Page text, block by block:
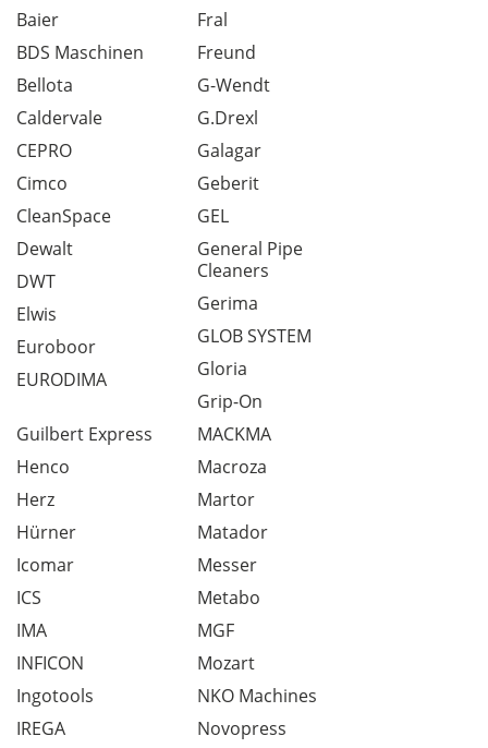
Baier
BDS Maschinen
Bellota
Caldervale
CEPRO
Cimco
CleanSpace
Dewalt
DWT
Elwis
Euroboor
EURODIMA
Fral
Freund
G-Wendt
G.Drexl
Galagar
Geberit
GEL
General Pipe
Cleaners
Gerima
GLOB SYSTEM
Gloria
Grip-On
Guilbert Express
Henco
Herz
Hürner
Icomar
ICS
IMA
INFICON
Ingotools
IREGA
MACKMA
Macroza
Martor
Matador
Messer
Metabo
MGF
Mozart
NKO Machines
Novopress